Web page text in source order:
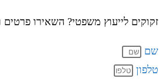
זקוקים לייעוץ משפטי? השאירו פרטים
שם
טלפון